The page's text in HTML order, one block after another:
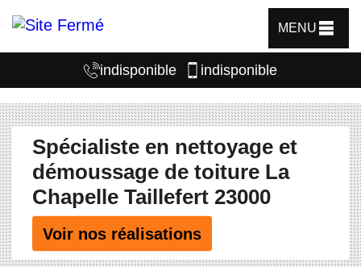
MENU
indisponible indisponible
Spécialiste en nettoyage et
démoussage de toiture La
Chapelle Taillefert 23000
Voir nos réalisations